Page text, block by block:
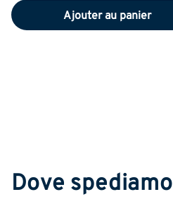
Ajouter au panier
Dove spediamo